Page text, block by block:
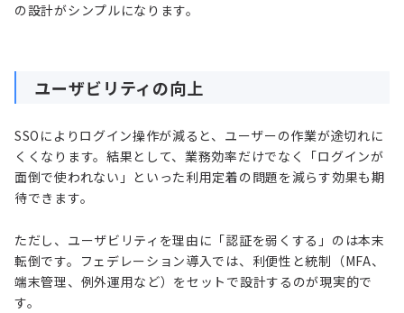
の設計がシンプルになります。
ユーザビリティの向上
SSOによりログイン操作が減ると、ユーザーの作業が途切れに
くくなります。結果として、業務効率だけでなく「ログインが
面倒で使われない」といった利用定着の問題を減らす効果も期
待できます。
ただし、ユーザビリティを理由に「認証を弱くする」のは本末
転倒です。フェデレーション導入では、利便性と統制（MFA、
端末管理、例外運用など）をセットで設計するのが現実的で
す。